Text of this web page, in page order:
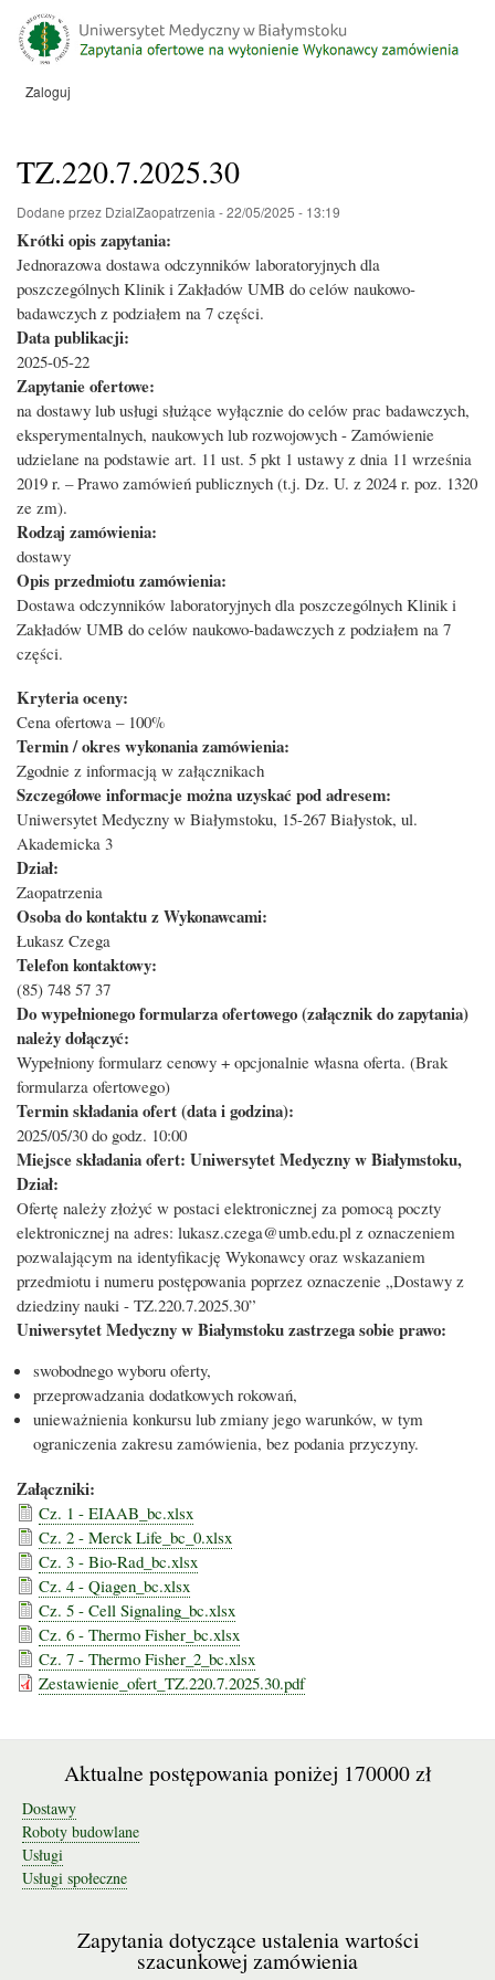
do
treści
Menu
Zaloguj
TZ.220.7.2025.30
Dodane przez DzialZaopatrzenia -22/05/2025 - 13:19
Krótki opis zapytania:
Jednorazowa dostawa odczynników laboratoryjnych dla
poszczególnych Klinik i Zakładów UMB do celów naukowo-
badawczych z podziałem na 7 części.
Data publikacji:
2025-05-22
Zapytanie ofertowe:
na dostawy lub usługi służące wyłącznie do celów prac badawczych,
eksperymentalnych, naukowych lub rozwojowych - Zamówienie
udzielane na podstawie art. 11 ust. 5 pkt 1 ustawy z dnia 11 września
2019 r. – Prawo zamówień publicznych (t.j. Dz. U. z 2024 r. poz. 1320
ze zm).
Rodzaj zamówienia:
dostawy
Opis przedmiotu zamówienia:
Dostawa odczynników laboratoryjnych dla poszczególnych Klinik i
Zakładów UMB do celów naukowo-badawczych z podziałem na 7
części.
Kryteria oceny:
Cena ofertowa – 100%
Termin / okres wykonania zamówienia:
Zgodnie z informacją w załącznikach
Szczegółowe informacje można uzyskać pod adresem:
Uniwersytet Medyczny w Białymstoku, 15-267 Białystok, ul.
Akademicka 3
Dział:
Zaopatrzenia
Osoba do kontaktu z Wykonawcami:
Łukasz Czega
Telefon kontaktowy:
(85) 748 57 37
Do wypełnionego formularza ofertowego (załącznik do zapytania)
należy dołączyć:
Wypełniony formularz cenowy + opcjonalnie własna oferta. (Brak
formularza ofertowego)
Termin składania ofert (data i godzina):
2025/05/30 do godz. 10:00
Miejsce składania ofert: Uniwersytet Medyczny w Białymstoku,
Dział:
Ofertę należy złożyć w postaci elektronicznej za pomocą poczty
elektronicznej na adres: lukasz.czega@umb.edu.pl z oznaczeniem
pozwalającym na identyfikację Wykonawcy oraz wskazaniem
przedmiotu i numeru postępowania poprzez oznaczenie „Dostawy z
dziedziny nauki - TZ.220.7.2025.30”
Uniwersytet Medyczny w Białymstoku zastrzega sobie prawo:
swobodnego wyboru oferty,
przeprowadzania dodatkowych rokowań,
unieważnienia konkursu lub zmiany jego warunków, w tym
ograniczenia zakresu zamówienia, bez podania przyczyny.
Załączniki:
Cz. 1 - EIAAB_bc.xlsx
Cz. 2 - Merck Life_bc_0.xlsx
Cz. 3 - Bio-Rad_bc.xlsx
Cz. 4 - Qiagen_bc.xlsx
Cz. 5 - Cell Signaling_bc.xlsx
Cz. 6 - Thermo Fisher_bc.xlsx
Cz. 7 - Thermo Fisher_2_bc.xlsx
Zestawienie_ofert_TZ.220.7.2025.30.pdf
Aktualne postępowania poniżej 170000 zł
Dostawy
Roboty budowlane
Usługi
Usługi społeczne
Zapytania dotyczące ustalenia wartości
szacunkowej zamówienia